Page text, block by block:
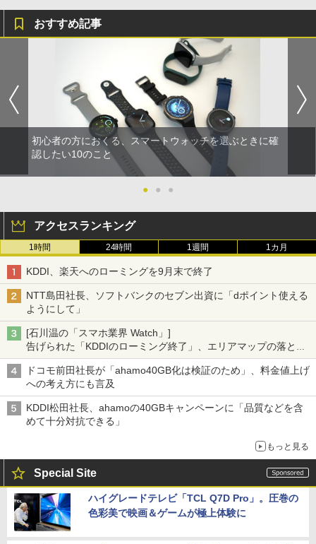
おすすめ記事
初心者の方におくる、スマートウォッチを選ぶときに確
認したい10のこと
● ● ●
アクセスランキング
1時間 24時間 1週間 1カ月
KDDI、楽天へのローミングを9月末で終了
NTT島田社長、ソフトバンクのセブン出資に「dポイント使える
ようにして」
[石川温の「スマホ業界 Watch」]
告げられた「KDDIのローミング終了」、エリアマップの落とし
穴と楽天モバイルの課題
ドコモ前田社長が「ahamo40GB化は検証のため」、料金値上げ
への考え方にも言及
KDDI松田社長、ahamoの40GBキャンペーンに「品質などを含
めて十分対抗できる」
もっと見る
Special Site
ハイグレードテレビ「TCL Q7D Pro」。圧巻の
色彩美で映画＆ゲームが極上体験に